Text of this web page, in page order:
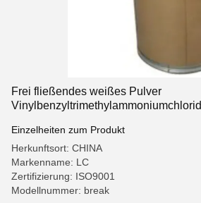
Frei fließendes weißes Pulver
Vinylbenzyltrimethylammoniumchlorid
Einzelheiten zum Produkt
Herkunftsort: CHINA
Markenname: LC
Zertifizierung: ISO9001
Modellnummer: break